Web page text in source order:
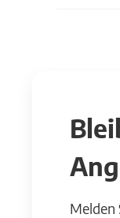
Melden